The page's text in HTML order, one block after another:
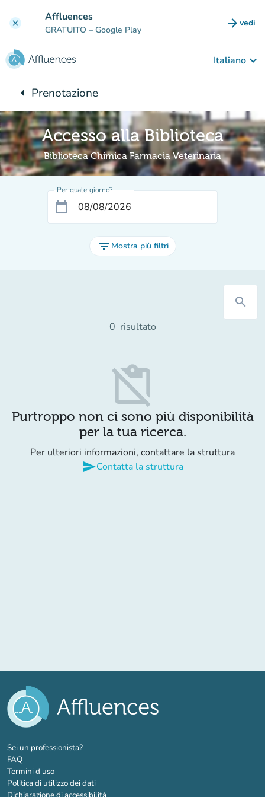
clear Affluences
GRATUITO – Google Play arrow_forward vedi
Italiano keyboard_arrow_down
arrow_leftTorna a:
Prenotazione
Accesso alla Biblioteca
Biblioteca Chimica Farmacia Veterinaria
Per quale giorno?
calendar_today
filter_list Mostra più filtri
search
0 risultato
content_paste_off
Purtroppo non ci sono più disponibilità
per la tua ricerca.
Per ulteriori informazioni, contattare la struttura
sendContatta la struttura
Sei un professionista?(nuova scheda)
FAQ
Termini d'uso
Politica di utilizzo dei dati